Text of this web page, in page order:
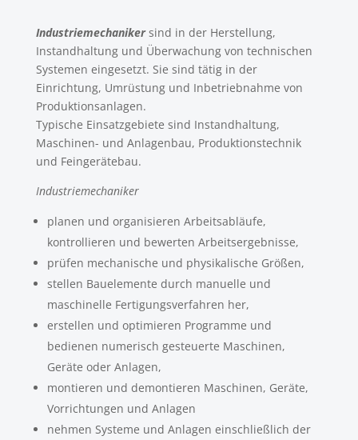
Industriemechaniker sind in der Herstellung,
Instandhaltung und Überwachung von technischen
Systemen eingesetzt. Sie sind tätig in der
Einrichtung, Umrüstung und Inbetriebnahme von
Produktionsanlagen.
Typische Einsatzgebiete sind Instandhaltung,
Maschinen- und Anlagenbau, Produktionstechnik
und Feingerätebau.
Industriemechaniker
planen und organisieren Arbeitsabläufe,
kontrollieren und bewerten Arbeitsergebnisse,
prüfen mechanische und physikalische Größen,
stellen Bauelemente durch manuelle und
maschinelle Fertigungsverfahren her,
erstellen und optimieren Programme und
bedienen numerisch gesteuerte Maschinen,
Geräte oder Anlagen,
montieren und demontieren Maschinen, Geräte,
Vorrichtungen und Anlagen
nehmen Systeme und Anlagen einschließlich der